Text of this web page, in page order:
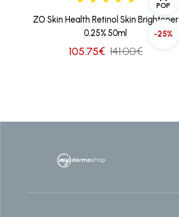
POP
-25%
ZO Skin Health Retinol Skin Brightener
0.25% 50ml
105.75€ 141.00€